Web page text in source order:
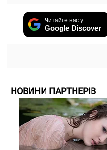
Читайте нас у
Google Discover
НОВИНИ ПАРТНЕРІВ